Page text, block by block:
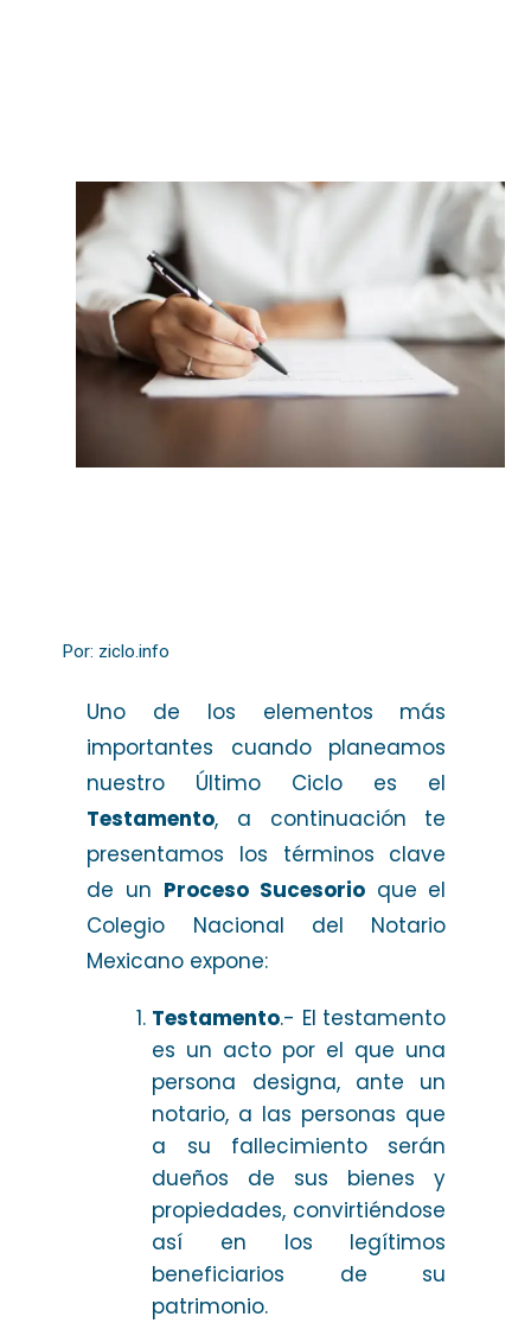
Por: ziclo.info
Uno de los elementos más
importantes cuando planeamos
nuestro Último Ciclo es el
Testamento, a continuación te
presentamos los términos clave
de un Proceso Sucesorioque el
Colegio Nacional del Notario
Mexicano expone:
Testamento.- El testamento
es un acto por el que una
persona designa, ante un
notario, a las personas que
a su fallecimiento serán
dueños de sus bienes y
propiedades, convirtiéndose
así en los legítimos
beneficiarios de su
patrimonio.